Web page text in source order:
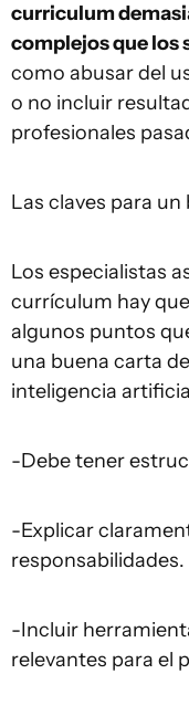
curriculum
complejos que los
como abusar del
o no incluir
profesionales
Las claves para un
Los especialistas
currículum hay
algunos puntos
una buena carta
inteligencia
-Debe tener
-Explicar
responsabilidades.
-Incluir
relevantes para el